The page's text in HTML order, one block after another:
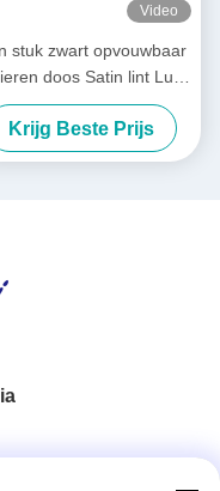
Video
stuk zwart opvouwbaar
doos Satin lint Luxe
wit opvouwbaar doos
Krijg Beste Prijs